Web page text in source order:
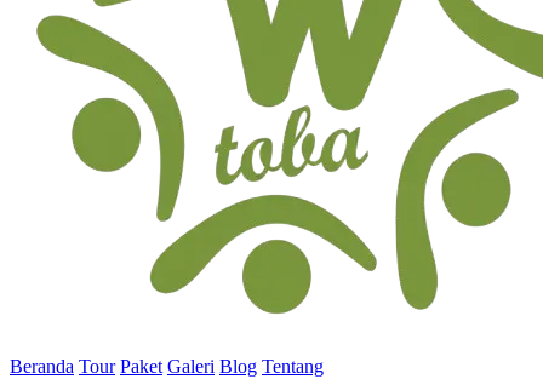
Beranda Tour Paket Galeri Blog Tentang